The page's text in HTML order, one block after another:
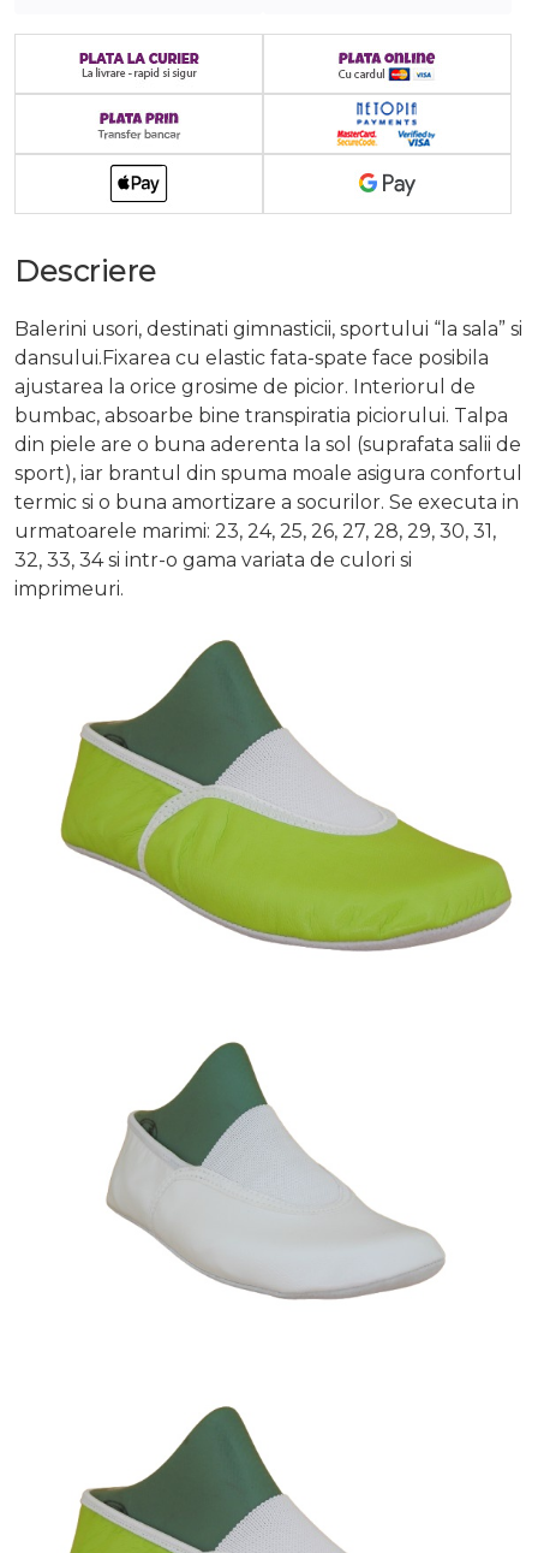
Descriere
Balerini usori, destinati gimnasticii, sportului “la sala” si
dansului.Fixarea cu elastic fata-spate face posibila
ajustarea la orice grosime de picior. Interiorul de
bumbac, absoarbe bine transpiratia piciorului. Talpa
din piele are o buna aderenta la sol (suprafata salii de
sport), iar brantul din spuma moale asigura confortul
termic si o buna amortizare a socurilor. Se executa in
urmatoarele marimi: 23, 24, 25, 26, 27, 28, 29, 30, 31,
32, 33, 34 si intr-o gama variata de culori si
imprimeuri.